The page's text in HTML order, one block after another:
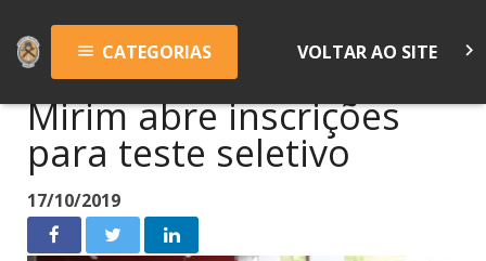
menu CATEGORIAS VOLTAR AO SITE keyboard_arrow_right
Mirim abre inscrições
para teste seletivo
17/10/2019